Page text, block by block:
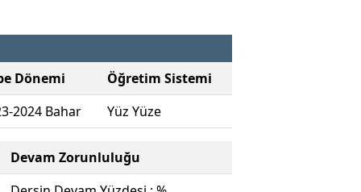
Dönemi
Öğretim Sistemi
2024 Bahar Yüz Yüze
Devam Zorunluluğu